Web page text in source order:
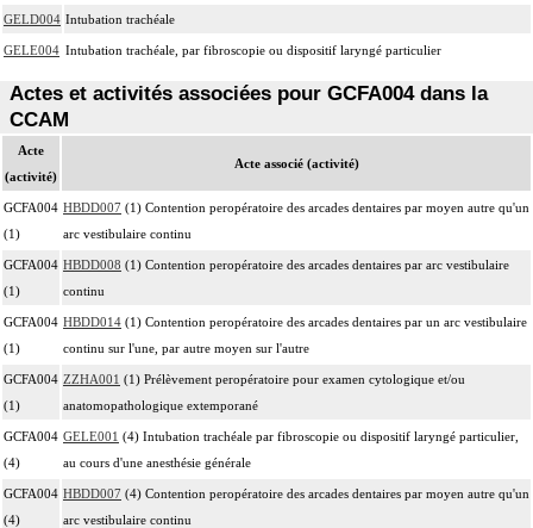
GELD004 Intubation trachéale
GELE004 Intubation trachéale, par fibroscopie ou dispositif laryngé particulier
Actes et activités associées pour GCFA004 dans la
CCAM
Acte
(activité)
Acte associé (activité)
GCFA004
(1)
HBDD007 (1) Contention peropératoire des arcades dentaires par moyen autre qu'un
arc vestibulaire continu
GCFA004
(1)
HBDD008 (1) Contention peropératoire des arcades dentaires par arc vestibulaire
continu
GCFA004
(1)
HBDD014 (1) Contention peropératoire des arcades dentaires par un arc vestibulaire
continu sur l'une, par autre moyen sur l'autre
GCFA004
(1)
ZZHA001 (1) Prélèvement peropératoire pour examen cytologique et/ou
anatomopathologique extemporané
GCFA004
(4)
GELE001 (4) Intubation trachéale par fibroscopie ou dispositif laryngé particulier,
au cours d'une anesthésie générale
GCFA004
(4)
HBDD007 (4) Contention peropératoire des arcades dentaires par moyen autre qu'un
arc vestibulaire continu